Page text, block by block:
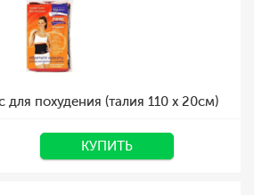
для похудения (талия 110 х 20см)
КУПИТЬ